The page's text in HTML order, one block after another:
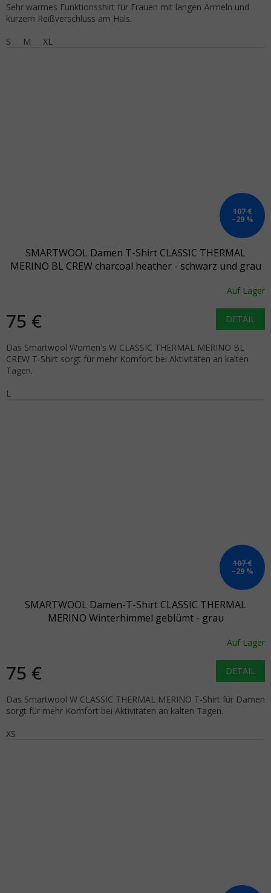
Sehr warmes Funktionsshirt für Frauen mit langen Ärmeln und
kurzem Reißverschluss am Hals.
S
M XL
107 €
–29 %
SMARTWOOL Damen T-Shirt CLASSIC THERMAL
MERINO BL CREW charcoal heather - schwarz und grau
Auf Lager
75 € DETAIL
Das Smartwool Women's W CLASSIC THERMAL MERINO BL
CREW T-Shirt sorgt für mehr Komfort bei Aktivitäten an kalten
Tagen.
L
107 €
–29 %
SMARTWOOL Damen-T-Shirt CLASSIC THERMAL
MERINO Winterhimmel geblümt - grau
Auf Lager
75 € DETAIL
Das Smartwool W CLASSIC THERMAL MERINO T-Shirt für Damen
sorgt für mehr Komfort bei Aktivitäten an kalten Tagen.
XS